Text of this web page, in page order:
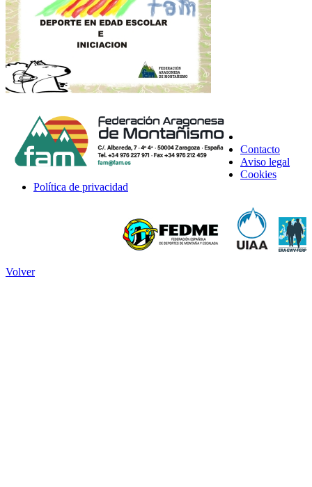
Contacto
Aviso legal
Cookies
Política de privacidad
Volver